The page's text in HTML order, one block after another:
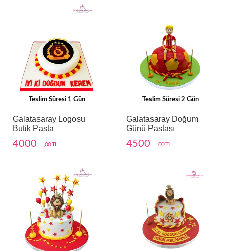
Teslim Süresi 1 Gün
Galatasaray Logosu
Butik Pasta
4000 ,00 TL
Teslim Süresi 2 Gün
Galatasaray Doğum
Günü Pastası
4500 ,00 TL